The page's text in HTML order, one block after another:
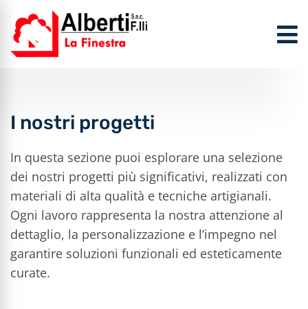
I nostri progetti
In questa sezione puoi esplorare una selezione
dei nostri progetti più significativi, realizzati con
materiali di alta qualità e tecniche artigianali.
Ogni lavoro rappresenta la nostra attenzione al
dettaglio, la personalizzazione e l’impegno nel
garantire soluzioni funzionali ed esteticamente
curate.